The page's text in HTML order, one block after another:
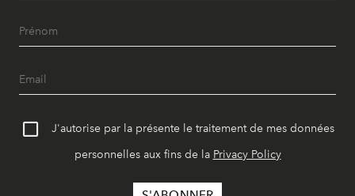
J'autorise par la présente le traitement de mes données
personnelles aux fins de la Privacy Policy